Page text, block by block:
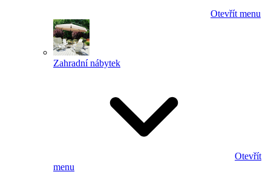
Otevřít menu
Zahradní nábytek
Otevřít
menu